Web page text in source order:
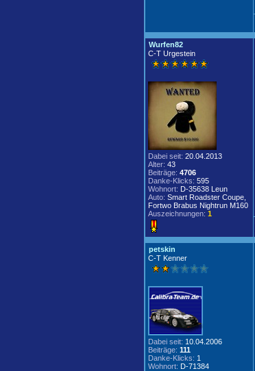
Wurfen82
C-T Urgestein
Dabei seit: 20.04.2013
Alter: 43
Beiträge: 4706
Danke-Klicks: 595
Wohnort: D-35638 Leun
Auto: Smart Roadster Coupe,
Fortwo Brabus Nightrun M160
Auszeichnungen: 1
petskin
C-T Kenner
Dabei seit: 10.04.2006
Beiträge: 111
Danke-Klicks: 1
Wohnort: D-71384